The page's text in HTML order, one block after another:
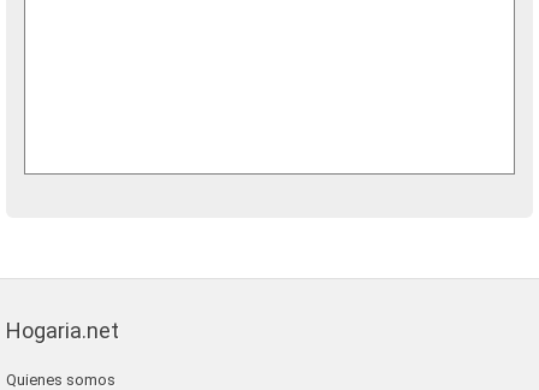
Hogaria.net
Quienes somos